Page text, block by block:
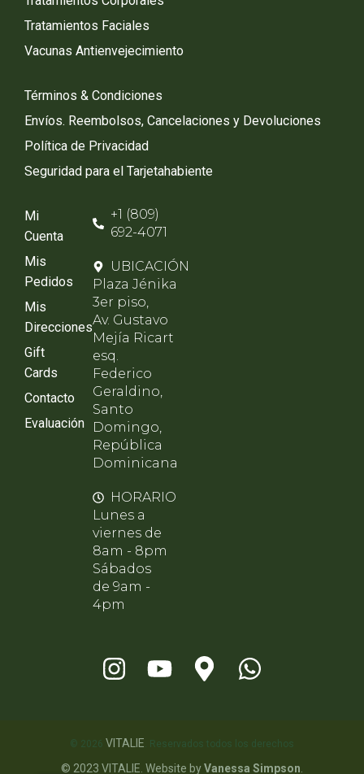
Tratamientos Faciales
Vacunas Antienvejecimiento
Términos & Condiciones
Envíos. Reembolsos, Cancelaciones y Devoluciones
Política de Privacidad
Seguridad para el Tarjetahabiente
Mi
Cuenta
Mis
Pedidos
Mis
Direcciones
Gift
Cards
Contacto
Evaluación
+1 (809)
692-4071
UBICACIÓN
Plaza Jénika
3er piso,
Av. Gustavo
Mejía Ricart
esq.
Federico
Geraldino,
Santo
Domingo,
República
Dominicana
HORARIO
Lunes a
viernes de
8am - 8pm
Sábados
de 9am -
4pm
© 2026 VITALIE . Reservados todos los derechos
© 2023 VITALIE. Website byVanessa Simpson